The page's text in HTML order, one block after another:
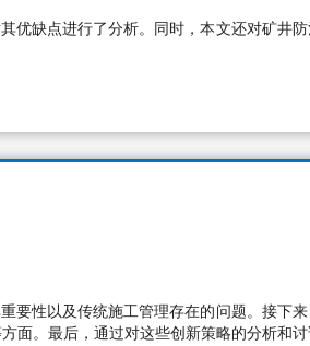
优缺点进行了分析。同时，本文还对矿井
要性以及传统施工管理存在的问题。接下
面。最后，通过对这些创新策略的分析和